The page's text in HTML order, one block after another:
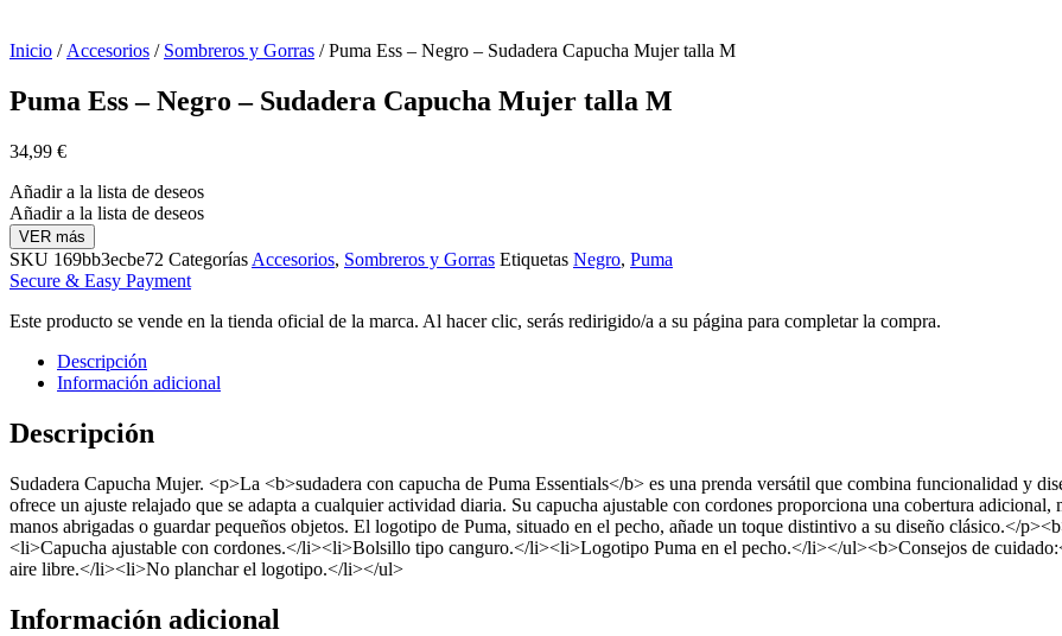
Inicio / Accesorios / Sombreros y Gorras / Puma Ess – Negro – Sudadera Capucha Mujer talla M
Puma Ess – Negro – Sudadera Capucha Mujer talla M
34,99 €
Añadir a la lista de deseos
Añadir a la lista de deseos
VER más
SKU 169bb3ecbe72 Categorías Accesorios, Sombreros y Gorras Etiquetas Negro, Puma
Secure & Easy Payment
Este producto se vende en la tienda oficial de la marca. Al hacer clic, serás redirigido/a a su página para completar la compra.
Descripción
Información adicional
Descripción
Sudadera Capucha Mujer. <p>La <b>sudadera con capucha de Puma Essentials</b> es una prenda versátil que combina funcionalidad y
ofrece un ajuste relajado que se adapta a cualquier actividad diaria. Su capucha ajustable con cordones proporciona una cobertura
manos abrigadas o guardar pequeños objetos. El logotipo de Puma, situado en el pecho, añade un toque distintivo a su diseño clásico.</
<li>Capucha ajustable con cordones.</li><li>Bolsillo tipo canguro.</li><li>Logotipo Puma en el pecho.</li></ul><b>Consejos de
aire libre.</li><li>No planchar el logotipo.</li></ul>
Información adicional